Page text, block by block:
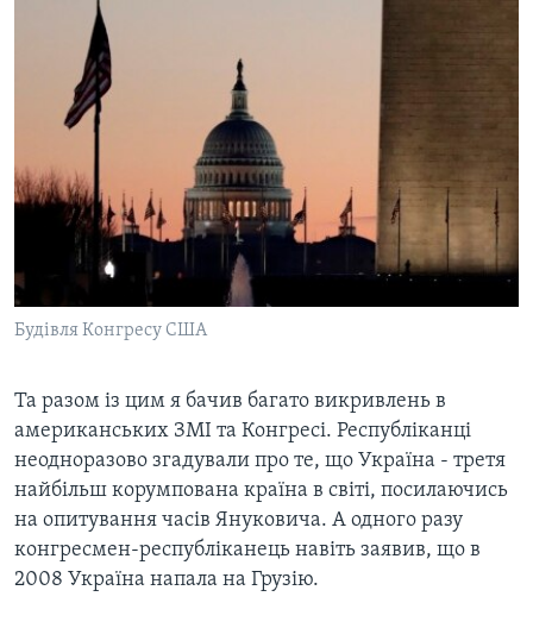
Будівля Конгресу США
Та разом із цим я бачив багато викривлень в
американських ЗМІ та Конгресі. Республіканці
неодноразово згадували про те, що Україна - третя
найбільш корумпована країна в світі, посилаючись
на опитування часів Януковича. А одного разу
конгресмен-республіканець навіть заявив, що в
2008 Україна напала на Грузію.